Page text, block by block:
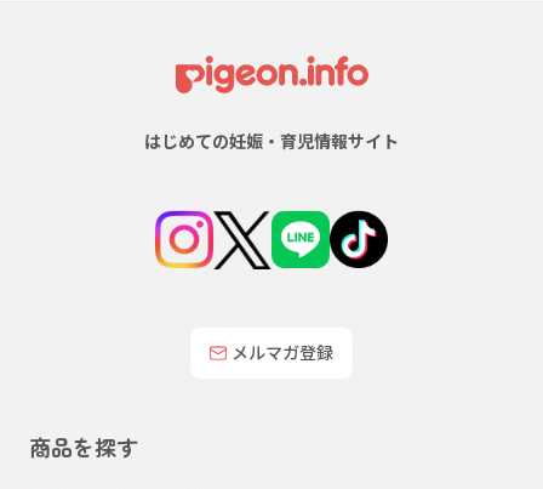
はじめての妊娠・育児情報サイト
メルマガ登録
商品を探す